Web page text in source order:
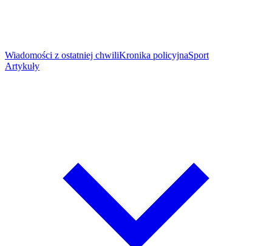
Wiadomości z ostatniej chwiliKronika policyjnaSport
Artykuły